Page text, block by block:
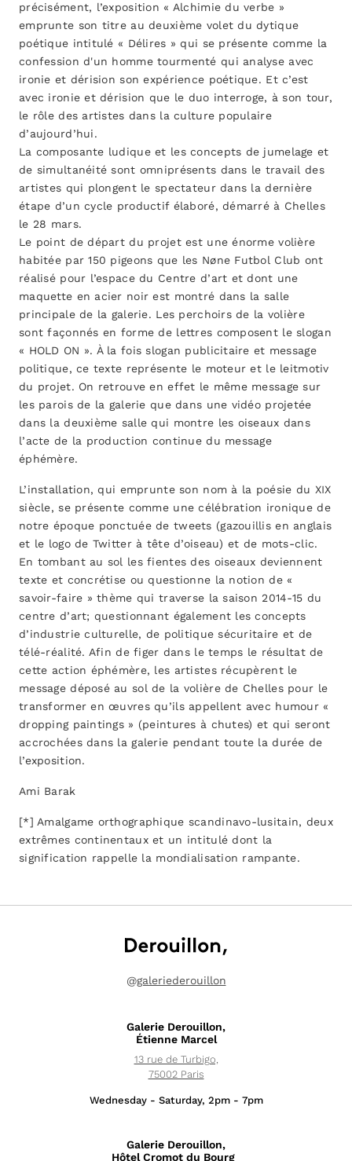
précisément, l’exposition « Alchimie du verbe »
emprunte son titre au deuxième volet du dytique
poétique intitulé « Délires » qui se présente comme la
confession d'un homme tourmenté qui analyse avec
ironie et dérision son expérience poétique. Et c’est
avec ironie et dérision que le duo interroge, à son tour,
le rôle des artistes dans la culture populaire
d’aujourd’hui.
La composante ludique et les concepts de jumelage et
de simultanéité sont omniprésents dans le travail des
artistes qui plongent le spectateur dans la dernière
étape d’un cycle productif élaboré, démarré à Chelles
le 28 mars.
Le point de départ du projet est une énorme volière
habitée par 150 pigeons que les Nøne Futbol Club ont
réalisé pour l’espace du Centre d’art et dont une
maquette en acier noir est montré dans la salle
principale de la galerie. Les perchoirs de la volière
sont façonnés en forme de lettres composent le slogan
« HOLD ON ». À la fois slogan publicitaire et message
politique, ce texte représente le moteur et le leitmotiv
du projet. On retrouve en effet le même message sur
les parois de la galerie que dans une vidéo projetée
dans la deuxième salle qui montre les oiseaux dans
l’acte de la production continue du message
éphémère.
L’installation, qui emprunte son nom à la poésie du XIX
siècle, se présente comme une célébration ironique de
notre époque ponctuée de tweets (gazouillis en anglais
et le logo de Twitter à tête d’oiseau) et de mots-clic.
En tombant au sol les fientes des oiseaux deviennent
texte et concrétise ou questionne la notion de «
savoir-faire » thème qui traverse la saison 2014-15 du
centre d’art; questionnant également les concepts
d’industrie culturelle, de politique sécuritaire et de
télé-réalité. Afin de figer dans le temps le résultat de
cette action éphémère, les artistes récupèrent le
message déposé au sol de la volière de Chelles pour le
transformer en œuvres qu’ils appellent avec humour «
dropping paintings » (peintures à chutes) et qui seront
accrochées dans la galerie pendant toute la durée de
l’exposition.
Ami Barak
[*] Amalgame orthographique scandinavo-lusitain, deux
extrêmes continentaux et un intitulé dont la
signification rappelle la mondialisation rampante.
@galeriederouillon
Galerie Derouillon,
Étienne Marcel
13 rue de Turbigo,
75002 Paris
Wednesday - Saturday, 2pm - 7pm
Galerie Derouillon,
Hôtel Cromot du Bourg